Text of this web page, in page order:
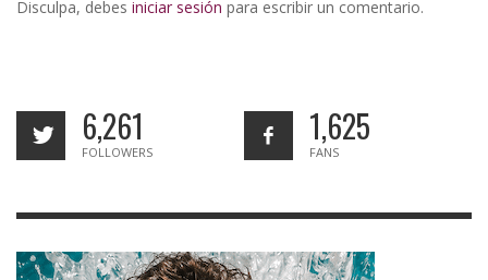
Disculpa, debes iniciar sesión para escribir un comentario.
6,261
FOLLOWERS
1,625
FANS